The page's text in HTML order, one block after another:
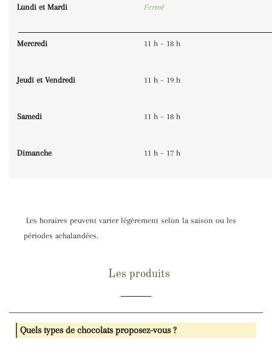
Lundi et Mardi Fermé
Mercredi 11 h – 18 h
Jeudi et Vendredi 11 h – 19 h
Samedi 11 h – 18 h
Dimanche 11 h – 17 h
Les horaires peuvent varier légèrement selon la saison ou les
périodes achalandées.
Les produits
Quels types de chocolats proposez-vous ?